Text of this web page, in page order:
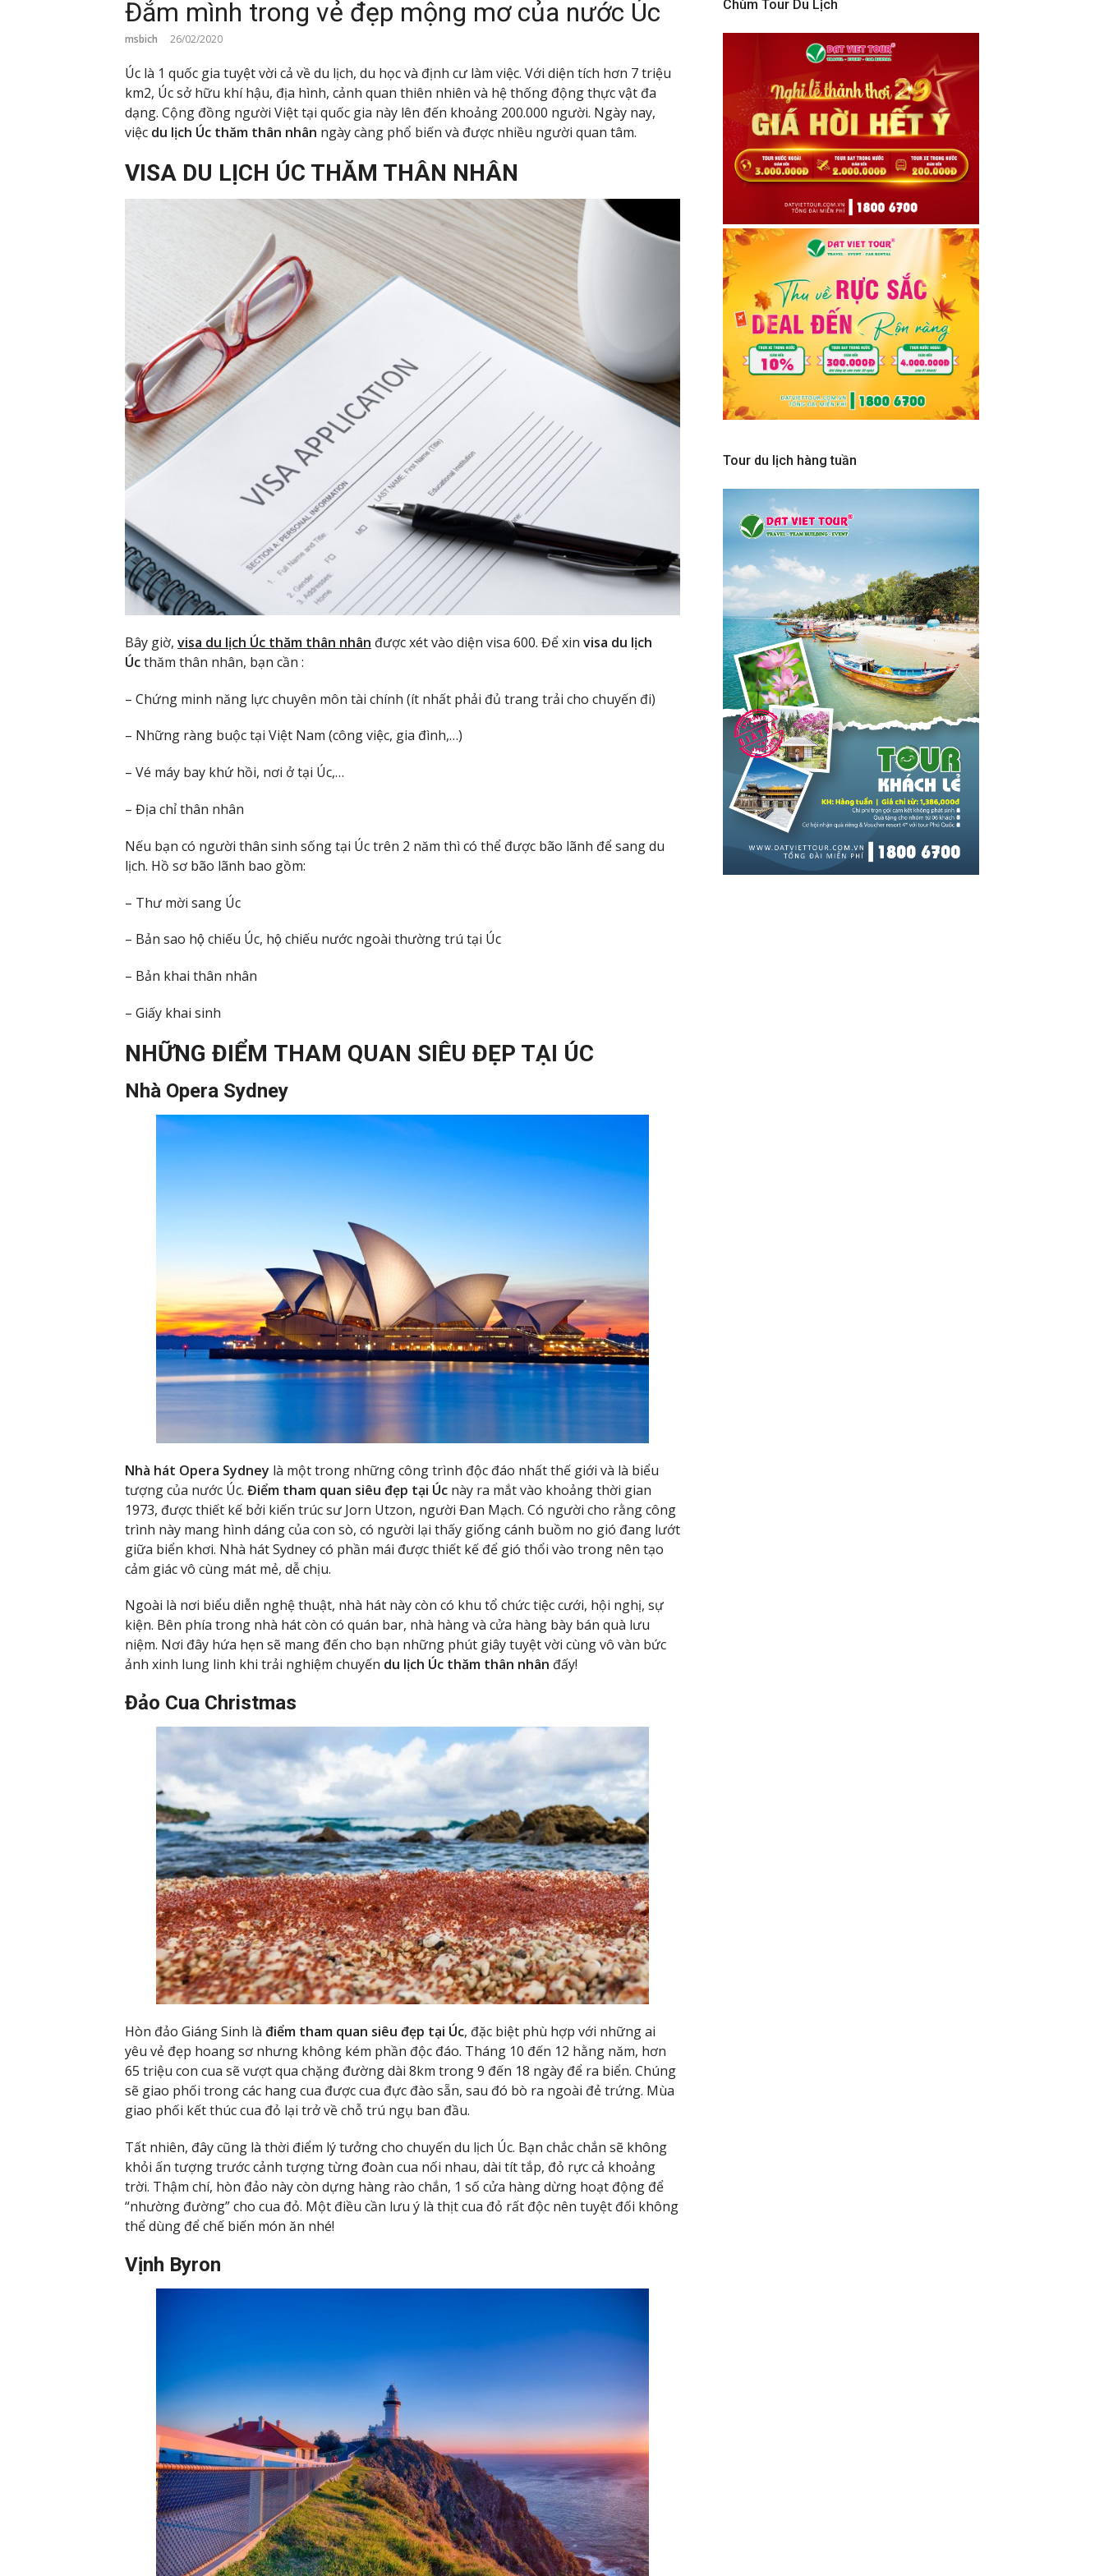
Đắm mình trong vẻ đẹp mộng mơ của nước Úc
msbich 26/02/2020
Úc là 1 quốc gia tuyệt vời cả về du lịch, du học và định cư làm việc. Với diện tích hơn 7 triệu
km2, Úc sở hữu khí hậu, địa hình, cảnh quan thiên nhiên và hệ thống động thực vật đa
dạng. Cộng đồng người Việt tại quốc gia này lên đến khoảng 200.000 người. Ngày nay,
việc du lịch Úc thăm thân nhân ngày càng phổ biến và được nhiều người quan tâm.
VISA DU LỊCH ÚC THĂM THÂN NHÂN
Bây giờ, visa du lịch Úc thăm thân nhân được xét vào diện visa 600. Để xin visa du lịch
Úcthăm thân nhân, bạn cần :
– Chứng minh năng lực chuyên môn tài chính (ít nhất phải đủ trang trải cho chuyến đi)
– Những ràng buộc tại Việt Nam (công việc, gia đình,…)
– Vé máy bay khứ hồi, nơi ở tại Úc,…
– Địa chỉ thân nhân
Nếu bạn có người thân sinh sống tại Úc trên 2 năm thì có thể được bão lãnh để sang du
lịch. Hồ sơ bão lãnh bao gồm:
– Thư mời sang Úc
– Bản sao hộ chiếu Úc, hộ chiếu nước ngoài thường trú tại Úc
– Bản khai thân nhân
– Giấy khai sinh
NHỮNG ĐIỂM THAM QUAN SIÊU ĐẸP TẠI ÚC
Nhà Opera Sydney
Nhà hát Opera Sydney là một trong những công trình độc đáo nhất thế giới và là biểu
tượng của nước Úc. Điểm tham quan siêu đẹp tại Úc này ra mắt vào khoảng thời gian
1973, được thiết kế bởi kiến trúc sư Jorn Utzon, người Đan Mạch. Có người cho rằng công
trình này mang hình dáng của con sò, có người lại thấy giống cánh buồm no gió đang lướt
giữa biển khơi. Nhà hát Sydney có phần mái được thiết kế để gió thổi vào trong nên tạo
cảm giác vô cùng mát mẻ, dễ chịu.
Ngoài là nơi biểu diễn nghệ thuật, nhà hát này còn có khu tổ chức tiệc cưới, hội nghị, sự
kiện. Bên phía trong nhà hát còn có quán bar, nhà hàng và cửa hàng bày bán quà lưu
niệm. Nơi đây hứa hẹn sẽ mang đến cho bạn những phút giây tuyệt vời cùng vô vàn bức
ảnh xinh lung linh khi trải nghiệm chuyến du lịch Úc thăm thân nhân đấy!
Đảo Cua Christmas
Hòn đảo Giáng Sinh là điểm tham quan siêu đẹp tại Úc, đặc biệt phù hợp với những ai
yêu vẻ đẹp hoang sơ nhưng không kém phần độc đáo. Tháng 10 đến 12 hằng năm, hơn
65 triệu con cua sẽ vượt qua chặng đường dài 8km trong 9 đến 18 ngày để ra biển. Chúng
sẽ giao phối trong các hang cua được cua đực đào sẵn, sau đó bò ra ngoài đẻ trứng. Mùa
giao phối kết thúc cua đỏ lại trở về chỗ trú ngụ ban đầu.
Tất nhiên, đây cũng là thời điểm lý tưởng cho chuyến du lịch Úc. Bạn chắc chắn sẽ không
khỏi ấn tượng trước cảnh tượng từng đoàn cua nối nhau, dài tít tắp, đỏ rực cả khoảng
trời. Thậm chí, hòn đảo này còn dựng hàng rào chắn, 1 số cửa hàng dừng hoạt động để
“nhường đường” cho cua đỏ. Một điều cần lưu ý là thịt cua đỏ rất độc nên tuyệt đối không
thể dùng để chế biến món ăn nhé!
Vịnh Byron
Chùm Tour Du Lịch
Tour du lịch hàng tuần